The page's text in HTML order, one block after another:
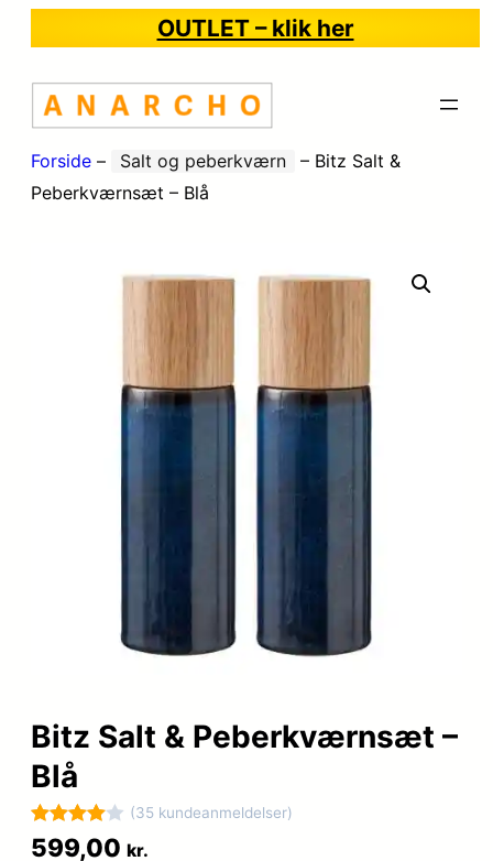
OUTLET – klik her
Forside – Salt og peberkværn – Bitz Salt &
Peberkværnsæt – Blå
Bitz Salt & Peberkværnsæt –
Blå
Bedømt
35
(35 kundeanmeldelser)
599,00 kr.